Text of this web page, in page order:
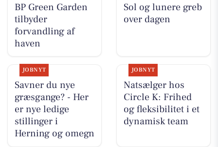
BP Green Garden
tilbyder
forvandling af
haven
Sol og lunere greb
over dagen
JOBNYT
Savner du nye
græsgange? - Her
er nye ledige
stillinger i
Herning og omegn
JOBNYT
Natsælger hos
Circle K: Frihed
og fleksibilitet i et
dynamisk team